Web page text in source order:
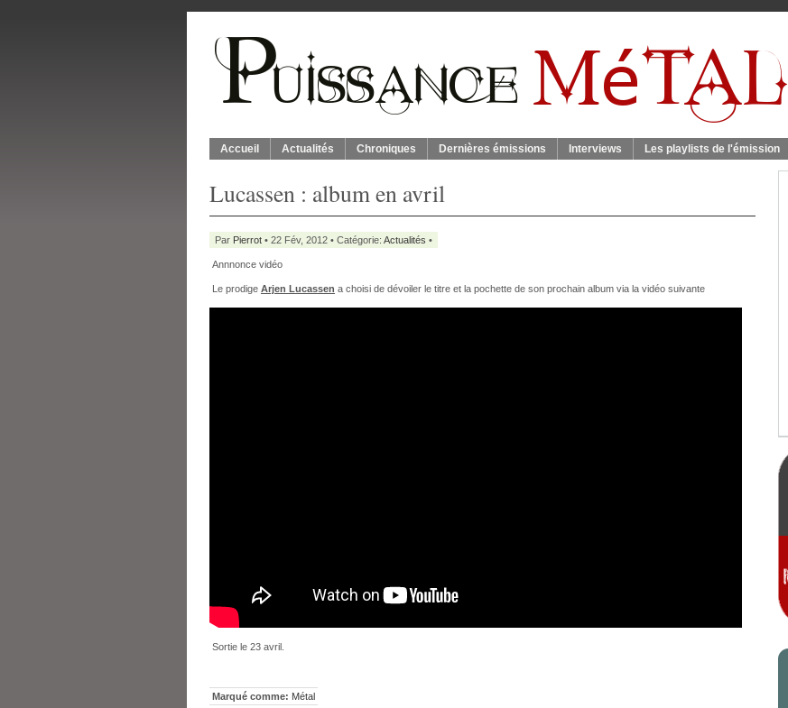
Accueil Actualités Chroniques Dernières émissions Interviews Les playlists de l'émission
Lucassen : album en avril
Par Pierrot • 22 Fév, 2012 • Catégorie: Actualités •
Annnonce vidéo
Le prodige Arjen Lucassen a choisi de dévoiler le titre et la pochette de son prochain album via la vidéo suivante
Sortie le 23 avril.
Marqué comme: Métal